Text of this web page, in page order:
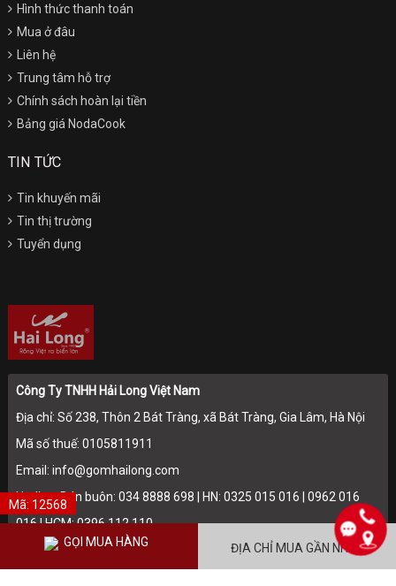
Hình thức thanh toán
Mua ở đâu
Liên hệ
Trung tâm hỗ trợ
Chính sách hoàn lại tiền
Bảng giá NodaCook
TIN TỨC
Tin khuyến mãi
Tin thị trường
Tuyển dụng
Công Ty TNHH Hải Long Việt Nam
Địa chỉ: Số 238, Thôn 2 Bát Tràng, xã Bát Tràng, Gia Lâm, Hà Nội
Mã số thuế: 0105811911
Email: info@gomhailong.com
Hotline: Bán buôn: 034 8888 698 | HN: 0325 015 016 | 0962 016
016 | HCM: 0396 112 110
Điện thoại: 024.36715174 - 024.36715175
Mã: 12568
GỌI MUA HÀNG ĐỊA CHỈ MUA GẦN NHẤT